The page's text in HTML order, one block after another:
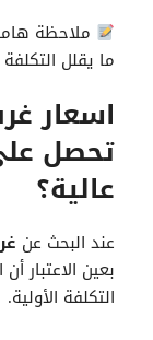
ملاحظة
ما يقلل
اسعار
تحصل
عالية؟
عند البحث عن
بعين
التكلفة الأولية.